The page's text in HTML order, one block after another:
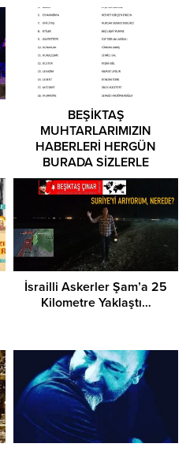
BEŞİKTAŞ
MUHTARLARIMIZIN
HABERLERİ HERGÜN
BURADA SİZLERLE
İsrailli Askerler Şam’a 25
Kilometre Yaklaştı…